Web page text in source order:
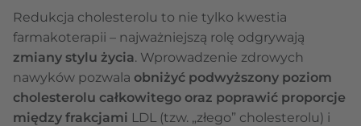
Redukcja cholesterolu to nie tylko kwestia
farmakoterapii – najważniejszą rolę odgrywają
zmiany stylu życia. Wprowadzenie zdrowych
nawyków pozwala obniżyć podwyższony poziom
cholesterolu całkowitego oraz poprawić proporcje
między frakcjami LDL (tzw. „złego” cholesterolu) i